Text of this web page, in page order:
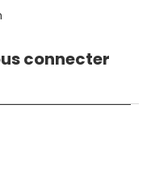
connecter